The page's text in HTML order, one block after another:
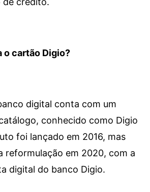
o cartão Digio?
digital conta com um
conhecido como Digio
foi lançado em 2016, mas
reformulação em 2020, com a
digital do banco Digio.